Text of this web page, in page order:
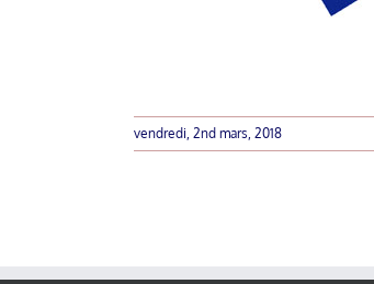
vendredi, 2nd mars, 2018